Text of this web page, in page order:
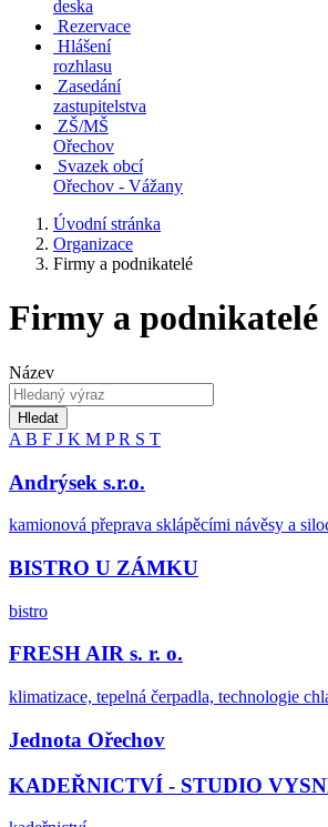
deska
Rezervace
Hlášení
rozhlasu
Zasedání
zastupitelstva
ZŠ/MŠ
Ořechov
Svazek obcí
Ořechov - Vážany
Úvodní stránka
Organizace
Firmy a podnikatelé
Firmy a podnikatelé
Název
Hledat
A B F J K M PR S T
Andrýsek s.r.o.
kamionová přeprava sklápěcími návěsy a
BISTRO U ZÁMKU
bistro
FRESH AIR s. r. o.
klimatizace, tepelná čerpadla, technologie
Jednota Ořechov
KADEŘNICTVÍ - STUDIO